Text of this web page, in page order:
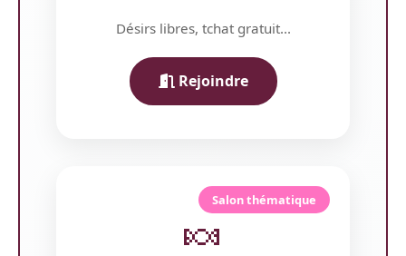
Désirs libres, tchat gratuit...
Rejoindre
Salon thématique
🍬